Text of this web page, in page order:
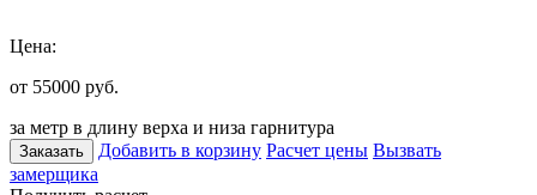
Цена:
от 55000 руб.
за метр в длину верха и низа гарнитура
Заказать Добавить в корзину Расчет цены Вызвать
замерщика